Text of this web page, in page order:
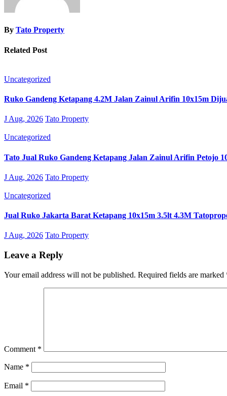
By Tato Property
Related Post
Uncategorized
Ruko Gandeng Ketapang 4.2M Jalan Zainul Arifin 10x15m
J Aug, 2026 Tato Property
Uncategorized
Tato Jual Ruko Gandeng Ketapang Jalan Zainul Arifin Petojo
J Aug, 2026 Tato Property
Uncategorized
Jual Ruko Jakarta Barat Ketapang 10x15m 3.5lt 4.3M
J Aug, 2026 Tato Property
Leave a Reply
Your email address will not be published. Required fields are marked
Comment *
Name *
Email *